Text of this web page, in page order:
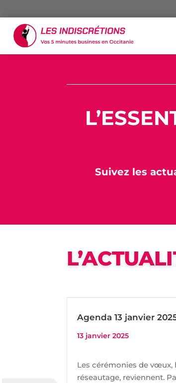
Suivez les
Agenda 13 janvier
13 janvier 2025
Les cérémonies de vœux,
réseautage, reviennent.